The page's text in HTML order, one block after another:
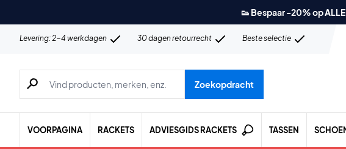
👟 Bespaar -20% op
Levering: 2-4 werkdagen 30 dagen retourrecht Beste selectie
Zoeken naar producten, merken etc.
Zoekopdracht
VOORPAGINA RACKETS ADVIESGIDS RACKETS TASSEN